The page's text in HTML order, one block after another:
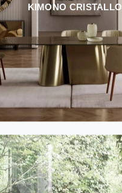
KIMONO CRISTALLO